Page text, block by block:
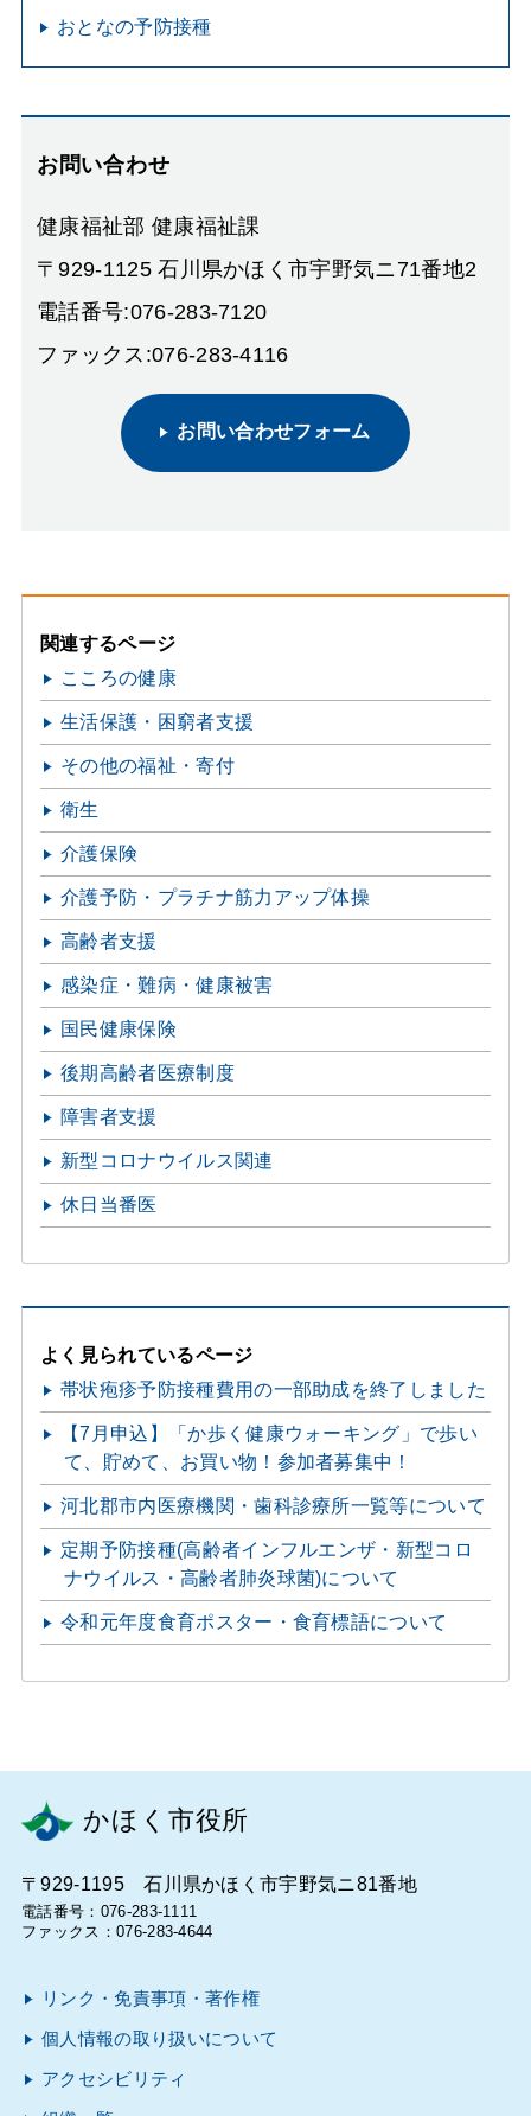
おとなの予防接種
お問い合わせ
健康福祉部 健康福祉課
〒929-1125 石川県かほく市宇野気ニ71番地2
電話番号:076-283-7120
ファックス:076-283-4116
お問い合わせフォーム
関連するページ
こころの健康
生活保護・困窮者支援
その他の福祉・寄付
衛生
介護保険
介護予防・プラチナ筋力アップ体操
高齢者支援
感染症・難病・健康被害
国民健康保険
後期高齢者医療制度
障害者支援
新型コロナウイルス関連
休日当番医
よく見られているページ
帯状疱疹予防接種費用の一部助成を終了しました
【7月申込】「か歩く健康ウォーキング」で歩い
て、貯めて、お買い物！参加者募集中！
河北郡市内医療機関・歯科診療所一覧等について
定期予防接種(高齢者インフルエンザ・新型コロ
ナウイルス・高齢者肺炎球菌)について
令和元年度食育ポスター・食育標語について
かほく市役所
〒929-1195 石川県かほく市宇野気ニ81番地
電話番号：076-283-1111
ファックス：076-283-4644
リンク・免責事項・著作権
個人情報の取り扱いについて
アクセシビリティ